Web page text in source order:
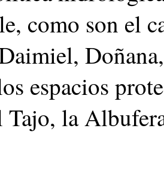
como son el
espacios
Tajo, la